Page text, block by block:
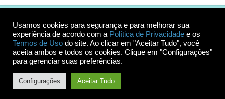
© 2026 Roteiros Inesquecíveis. Todos os direitos reservados.
Proibida cópia parcial ou total do conteúdo sem autorização dos autores.
Usamos cookies para segurança e para melhorar sua
experiência de acordo com a Política de Privacidade e os
Termos de Uso do site. Ao clicar em "Aceitar Tudo", você
aceita ambos e todos os cookies. Clique em "Configurações"
para gerenciar suas preferências.
Configurações Aceitar Tudo